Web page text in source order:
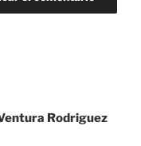
Rodriguez